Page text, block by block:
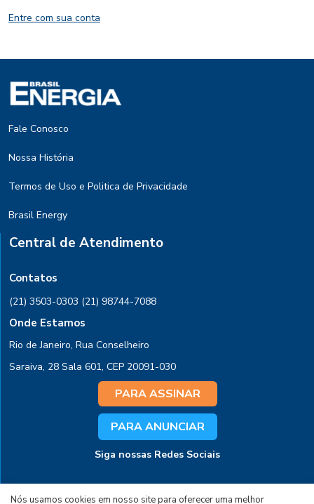
Entre com sua conta
Nós usamos cookies em nosso site para oferecer uma melhor
Fale Conosco
Nossa História
Termos de Uso e Politica de Privacidade
Brasil Energy
Central de Atendimento
Contatos
(21) 3503-0303 (21) 98744-7088
Onde Estamos
Rio de Janeiro, Rua Conselheiro
Saraiva, 28 Sala 601, CEP 20091-030
PARA ASSINAR
PARA ANUNCIAR
Siga nossas Redes Sociais